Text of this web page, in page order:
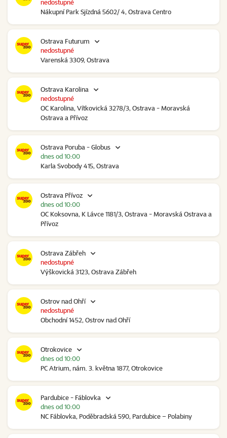
Nákupní Park Sjízdná 5602/ 4, Ostrava Centro
nedostupné
Ostrava Futurum
Varenská 3309, Ostrava
nedostupné
Ostrava Karolina
OC Karolina, Vítkovická 3278/3, Ostrava - Moravská
Ostrava a Přívoz
nedostupné
Ostrava Poruba - Globus
Karla Svobody 415, Ostrava
dnes od 10:00
Ostrava Přívoz
OC Koksovna, K Lávce 1181/3, Ostrava - Moravská Ostrava a
Přívoz
dnes od 10:00
Ostrava Zábřeh
Výškovická 3123, Ostrava Zábřeh
nedostupné
Ostrov nad Ohří
Obchodní 1452, Ostrov nad Ohří
nedostupné
Otrokovice
PC Atrium, nám. 3. května 1877, Otrokovice
dnes od 10:00
Pardubice - Fáblovka
NC Fáblovka, Poděbradská 590, Pardubice – Polabiny
dnes od 10:00